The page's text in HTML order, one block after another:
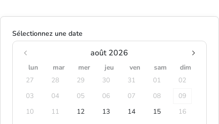
Sélectionnez une date
août 2026
lun mar mer jeu ven sam
dim
27
28 29 30 31 01
02
03
04 05 06 07 08
09
10
11 12 13 14 15
16